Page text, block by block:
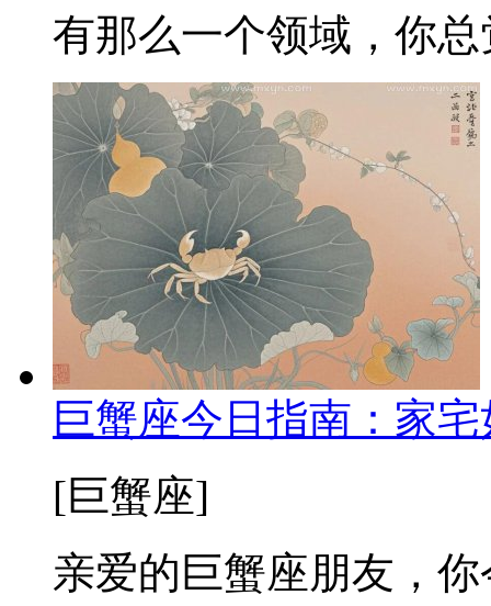
有那么一个领域，你
巨蟹座今日指南：家
[巨蟹座]
亲爱的巨蟹座朋友，